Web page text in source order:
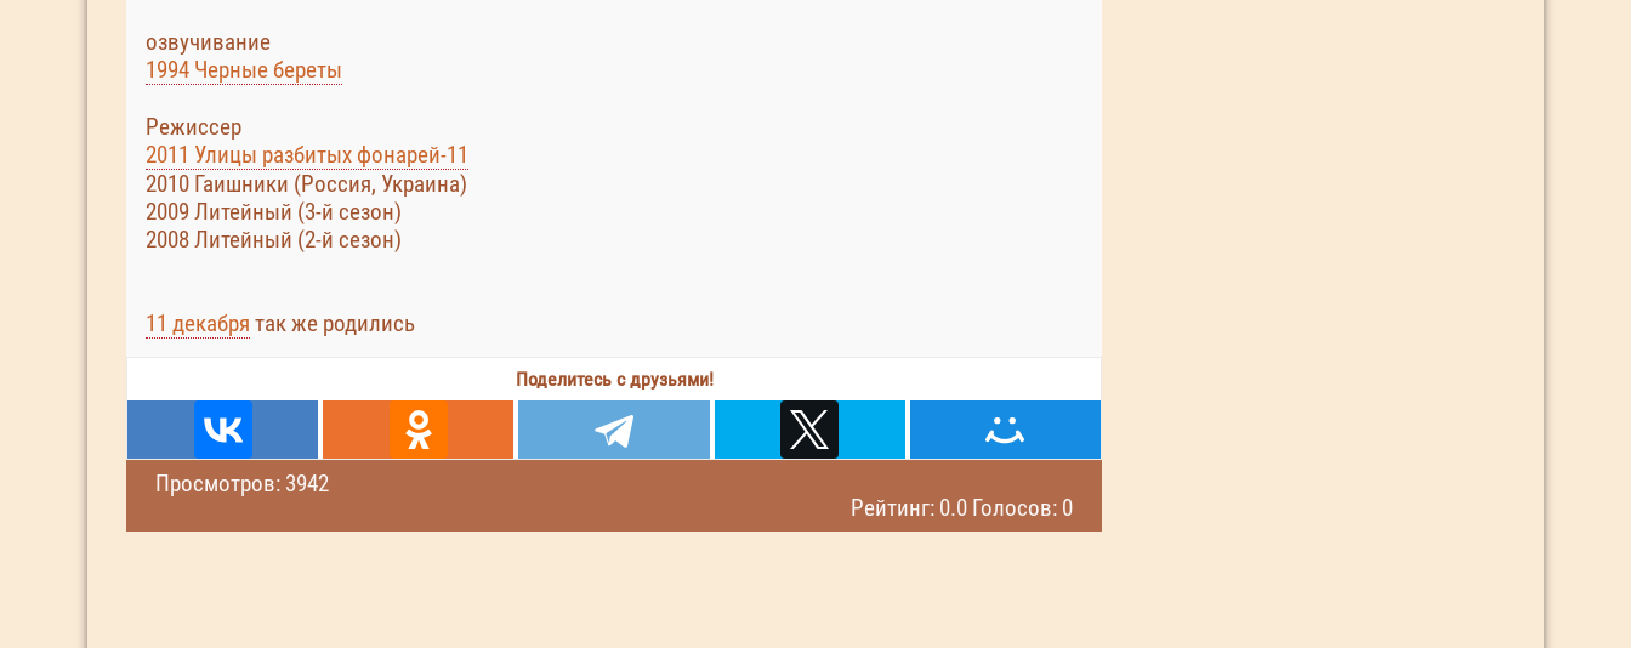
озвучивание
1994 Черные береты
Режиссер
2011 Улицы разбитых фонарей-11
2010 Гаишники (Россия, Украина)
2009 Литейный (3-й сезон)
2008 Литейный (2-й сезон)
11 декабря так же родились
Поделитесь с друзьями!
Просмотров: 3942
Рейтинг: 0.0 Голосов: 0